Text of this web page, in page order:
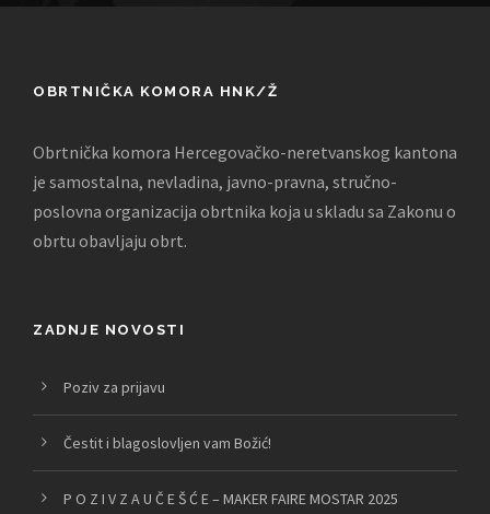
OBRTNIČKA KOMORA HNK/Ž
Obrtnička komora Hercegovačko-neretvanskog kantona
je samostalna, nevladina, javno-pravna, stručno-
poslovna organizacija obrtnika koja u skladu sa Zakonu o
obrtu obavljaju obrt.
ZADNJE NOVOSTI
Poziv za prijavu
Čestit i blagoslovljen vam Božić!
P O Z I V Z A U Č E Š Ć E – MAKER FAIRE MOSTAR 2025